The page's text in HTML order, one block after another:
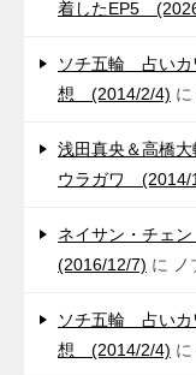
着したEP5
ソチ五輪 占いカ
想 (2014/2/4) に
浅田真央＆高橋
ウラガワ (2014/
ネイサン・チェ
(2016/12/7) に
ソチ五輪 占いカ
想 (2014/2/4) に